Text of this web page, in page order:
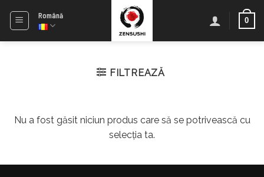
Română
0
FILTREAZĂ
Nu a fost găsit niciun produs care să se potrivească cu
selecția ta.